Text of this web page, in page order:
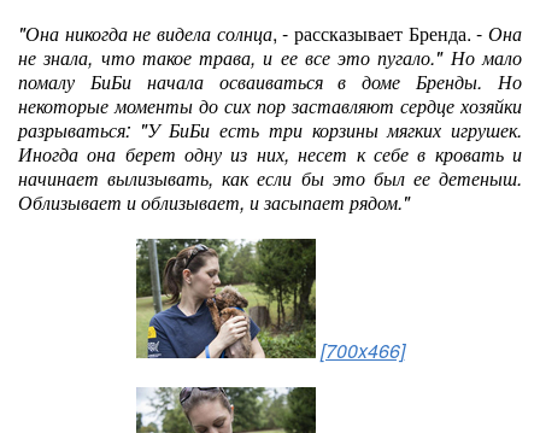
"Она никогда не видела солнца, - рассказывает Бренда. -Она
не знала, что такое трава, и ее все это пугало." Но мало
помалу БиБи начала осваиваться в доме Бренды. Но
некоторые моменты до сих пор заставляют сердце хозяйки
разрываться: "У БиБи есть три корзины мягких игрушек.
Иногда она берет одну из них, несет к себе в кровать и
начинает вылизывать, как если бы это был ее детеныш.
Облизывает и облизывает, и засыпает рядом."
[700x466]